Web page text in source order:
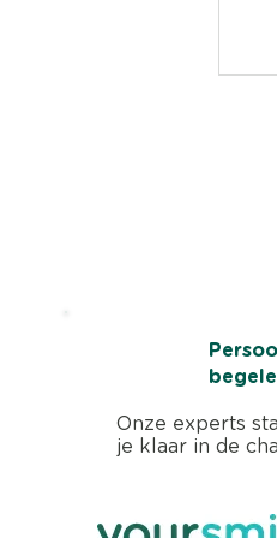
Onze experts
je klaar in de